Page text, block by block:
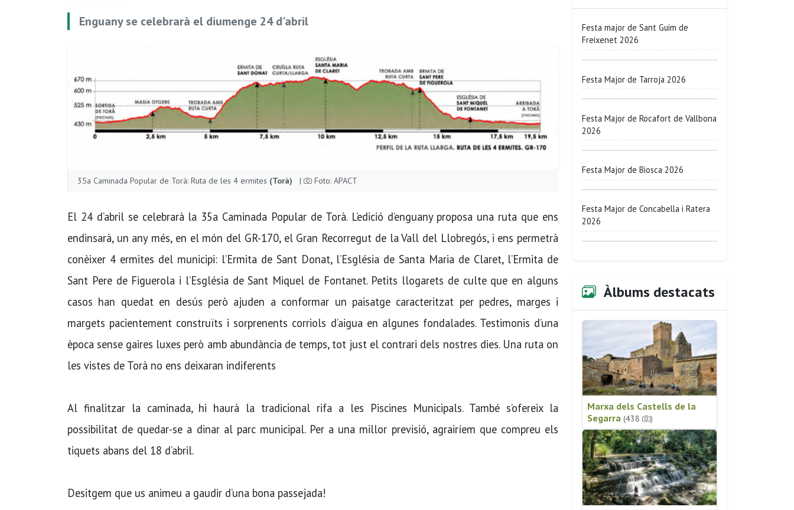
Enguany se celebrarà el diumenge 24 d'abril
35a Caminada Popular de Torà: Ruta de les 4 ermites (Torà) | Foto: APACT
El 24 d’abril se celebrarà la 35a Caminada Popular de Torà. L’edició d’enguany proposa una ruta que ens
endinsarà, un any més, en el món del GR-170, el Gran Recorregut de la Vall del Llobregós, i ens permetrà
conèixer 4 ermites del municipi: l’Ermita de Sant Donat, l’Església de Santa Maria de Claret, l’Ermita de
Sant Pere de Figuerola i l’Església de Sant Miquel de Fontanet. Petits llogarets de culte que en alguns
casos han quedat en desús però ajuden a conformar un paisatge caracteritzat per pedres, marges i
margets pacientement construïts i sorprenents corriols d’aigua en algunes fondalades. Testimonis d’una
època sense gaires luxes però amb abundància de temps, tot just el contrari dels nostres dies. Una ruta on
les vistes de Torà no ens deixaran indiferents
Al finalitzar la caminada, hi haurà la tradicional rifa a les Piscines Municipals. També s’ofereix la
possibilitat de quedar-se a dinar al parc municipal. Per a una millor previsió, agrairíem que compreu els
tiquets abans del 18 d’abril.
Desitgem que us animeu a gaudir d’una bona passejada!
Festa major de Sant Guim de
Freixenet 2026
Festa Major de Tarroja 2026
Festa Major de Rocafort de Vallbona
2026
Festa Major de Biosca 2026
Festa Major de Concabella i Ratera
2026
Àlbums destacats
Marxa dels Castells de la
Segarra (438 )